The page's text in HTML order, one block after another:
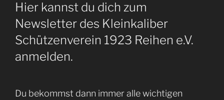
Hier kannst du dich zum
Newsletter des Kleinkaliber
Schützenverein 1923 Reihen e.V.
anmelden.
Du bekommst dann immer alle wichtigen